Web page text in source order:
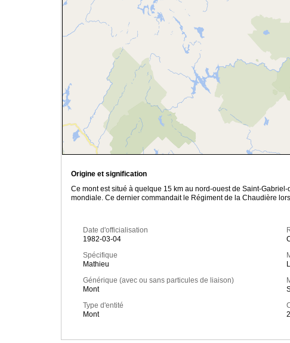
Origine et signification
Ce mont est situé à quelque 15 km au nord-ouest de Saint-
mondiale. Ce dernier commandait le Régiment de la Chaudière
Date d'officialisation
1982-03-04
Spécifique
Mathieu
Générique (avec ou sans particules de liaison)
Mont
Type d'entité
Mont